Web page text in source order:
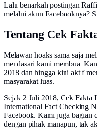
Lalu benarkah postingan
melalui akun Facebooknya?
Tentang Cek
Melawan hoaks sama saja
mendasari kami membuat
2018 dan hingga kini aktif
masyarakat luas.
Sejak 2 Juli 2018, Cek Fakta
International Fact Checking
Facebook. Kami juga bagian
dengan pihak manapun, tak